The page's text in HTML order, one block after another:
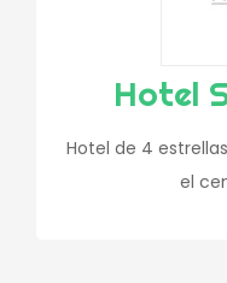
Hotel
Hotel de 4
el